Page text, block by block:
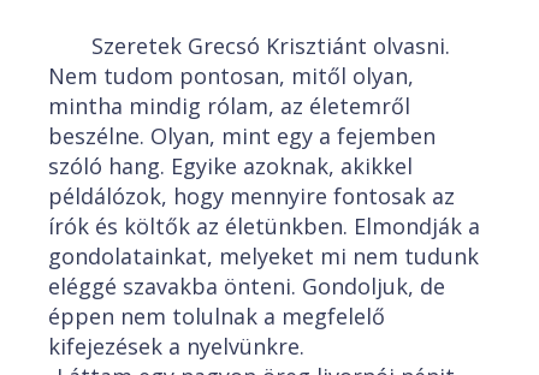
Szeretek Grecsó Krisztiánt olvasni.
Nem tudom pontosan, mitől olyan,
mintha mindig rólam, az életemről
beszélne. Olyan, mint egy a fejemben
szóló hang. Egyike azoknak, akikkel
példálózok, hogy mennyire fontosak az
írók és költők az életünkben. Elmondják a
gondolatainkat, melyeket mi nem tudunk
eléggé szavakba önteni. Gondoljuk, de
éppen nem tolulnak a megfelelő
kifejezések a nyelvünkre.